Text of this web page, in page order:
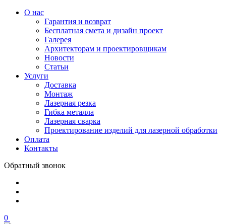
О нас
Гарантия и возврат
Бесплатная смета и дизайн проект
Галерея
Архитекторам и проектировщикам
Новости
Статьи
Услуги
Доставка
Монтаж
Лазерная резка
Гибка металла
Лазерная сварка
Проектирование изделий для лазерной обработки
Оплата
Контакты
Обратный звонок
0